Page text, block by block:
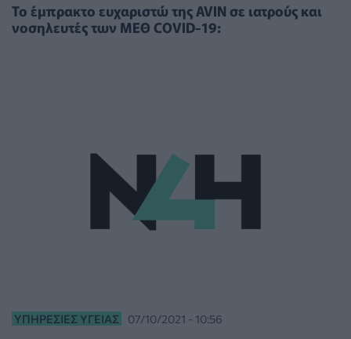
Το έμπρακτο ευχαριστώ της AVIN σε ιατρούς και
νοσηλευτές των ΜΕΘ COVID-19:
ΥΠΗΡΕΣΊΕΣ ΥΓΕΊΑΣ 07/10/2021 - 10:56